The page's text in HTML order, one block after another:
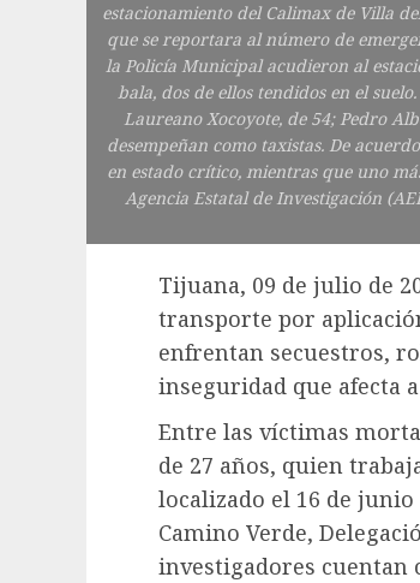
estacionamiento del Calimax de Villa
que se reportara al número de
la Policía Municipal acudieron al
bala, dos de ellos tendidos en el
Laureano Xocoyote, de 54; Pedro
desempeñan como taxistas. De
en estado crítico, mientras que uno
Agencia Estatal de Investigación
Tijuana, 09 de julio de
transporte por
enfrentan secuestros,
inseguridad que afecta
Entre las víctimas
de 27 años, quien
localizado el 16 de junio
Camino Verde,
investigadores cuentan